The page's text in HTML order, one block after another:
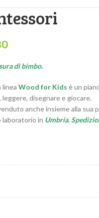
di bimbo.
linea Wood for Kids è un
disegnare e giocare.
anche insieme alla sua
in Umbria.